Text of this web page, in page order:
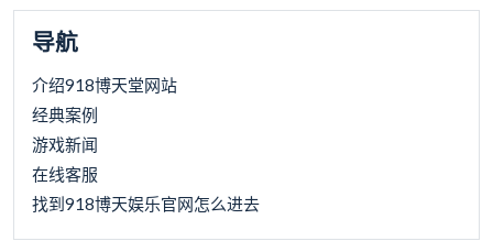
导航
介绍918博天堂网站
经典案例
游戏新闻
在线客服
找到918博天娱乐官网怎么进去